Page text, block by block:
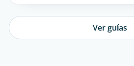
Ver guías